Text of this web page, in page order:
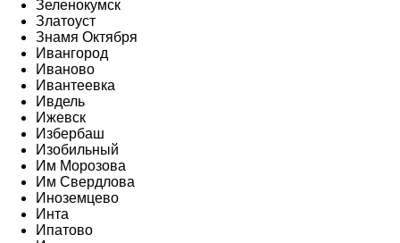
Зеленокумск
Златоуст
Знамя Октября
Ивангород
Иваново
Ивантеевка
Ивдель
Ижевск
Избербаш
Изобильный
Им Морозова
Им Свердлова
Иноземцево
Инта
Ипатово